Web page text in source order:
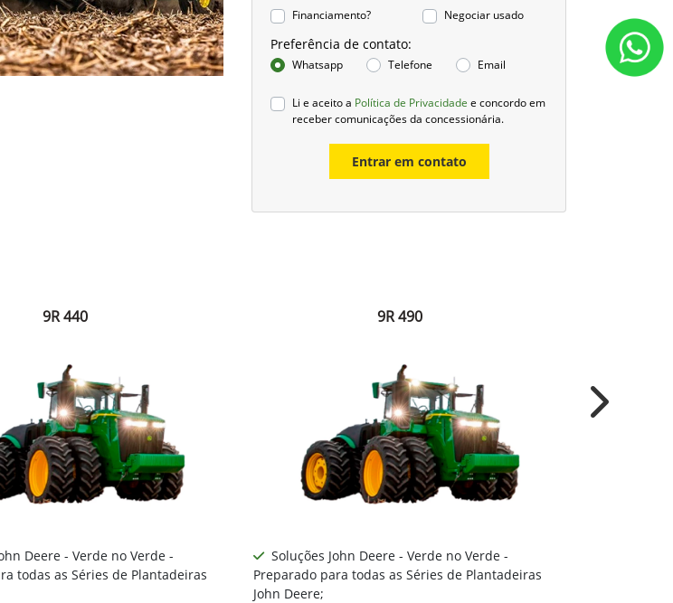
Financiamento? Negociar usado
Preferência de contato:
Whatsapp Telefone Email
Li e aceito a Política de Privacidade e concordo em
receber comunicações da concessionária.
Entrar em contato
9R 440
Deere - Verde no Verde -
todas as Séries de Plantadeiras
9R 490
Soluções John Deere - Verde no Verde -
Preparado para todas as Séries de Plantadeiras
John Deere;
Next